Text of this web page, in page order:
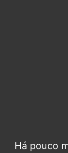
Há pouco